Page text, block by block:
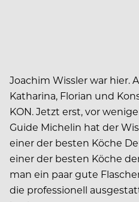
Joachim Wissler war hier.
Katharina, Florian und
KON. Jetzt erst, vor
Guide Michelin hat der
einer der besten Köche
einer der besten Köche
man ein paar gute
die professionell